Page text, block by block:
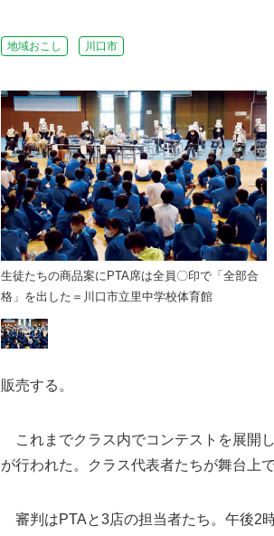
地域おこし 川口市
生徒たちの商品案にPTA席は全員〇印で「全部合
格」を出した＝川口市立里中学校体育館
販売する。
これまでクラス内でコンテストを展開
が行われた。クラス代表者たちが舞台上
審判はPTAと3店の担当者たち。午後2